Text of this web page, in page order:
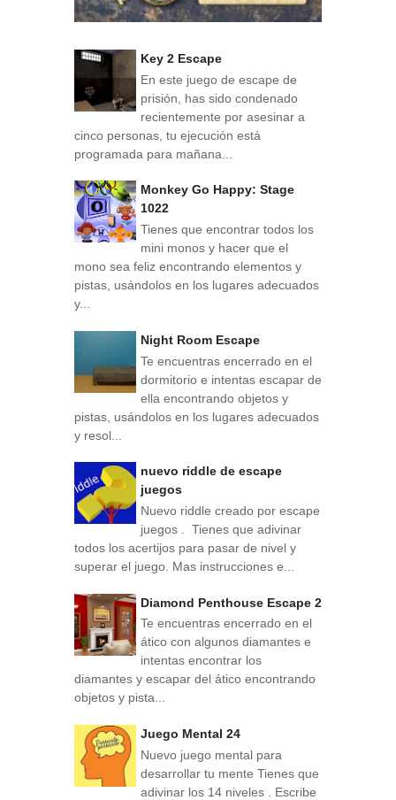
Key 2 Escape
En este juego de escape de
prisión, has sido condenado
recientemente por asesinar a
cinco personas, tu ejecución está
programada para mañana...
Monkey Go Happy: Stage
1022
Tienes que encontrar todos los
mini monos y hacer que el
mono sea feliz encontrando elementos y
pistas, usándolos en los lugares adecuados
y...
Night Room Escape
Te encuentras encerrado en el
dormitorio e intentas escapar de
ella encontrando objetos y
pistas, usándolos en los lugares adecuados
y resol...
nuevo riddle de escape
juegos
Nuevo riddle creado por escape
juegos . Tienes que adivinar
todos los acertijos para pasar de nivel y
superar el juego. Mas instrucciones e...
Diamond Penthouse Escape 2
Te encuentras encerrado en el
ático con algunos diamantes e
intentas encontrar los
diamantes y escapar del ático encontrando
objetos y pista...
Juego Mental 24
Nuevo juego mental para
desarrollar tu mente Tienes que
adivinar los 14 niveles . Escribe